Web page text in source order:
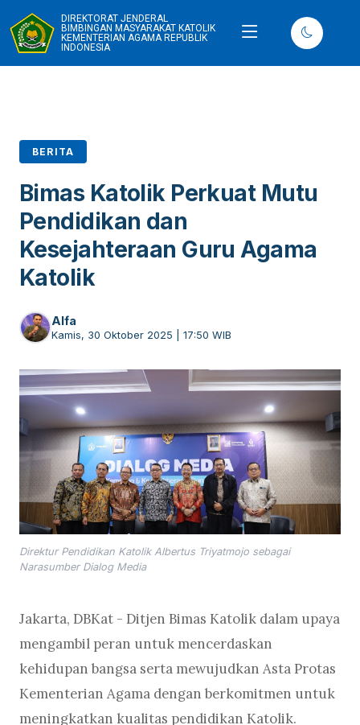
DIREKTORAT JENDERAL
BIMBINGAN MASYARAKAT KATOLIK
KEMENTERIAN AGAMA REPUBLIK
INDONESIA
BERITA
Bimas Katolik Perkuat Mutu
Pendidikan dan
Kesejahteraan Guru Agama
Katolik
Alfa
Kamis, 30 Oktober 2025 | 17:50 WIB
Direktur Pendidikan Katolik Albertus Triyatmojo sebagai
Narasumber Dialog Media
Jakarta, DBKat - Ditjen Bimas Katolik dalam upaya
mengambil peran untuk mencerdaskan
kehidupan bangsa serta mewujudkan Asta Protas
Kementerian Agama dengan berkomitmen untuk
meningkatkan kualitas pendidikan Katolik.